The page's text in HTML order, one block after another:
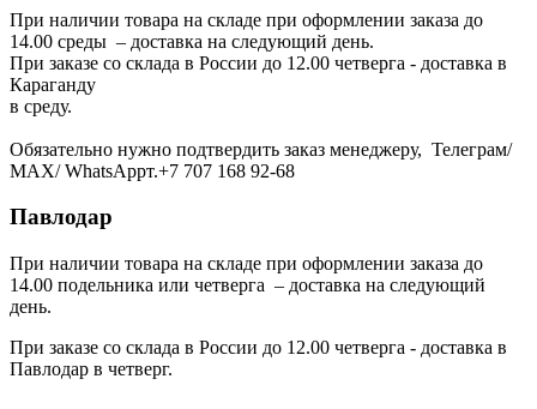
При наличии товара на складе при оформлении заказа до
14.00 среды – доставка на следующий день.
При заказе со склада в России до 12.00 четверга - доставка в
Караганду
в среду.
Обязательно нужно подтвердить заказ менеджеру, Телеграм/
МАХ/ WhatsAppт.+7 707 168 92-68
Павлодар
При наличии товара на складе при оформлении заказа до
14.00 подельника или четверга – доставка на следующий
день.
При заказе со склада в России до 12.00 четверга - доставка в
Павлодар в четверг.